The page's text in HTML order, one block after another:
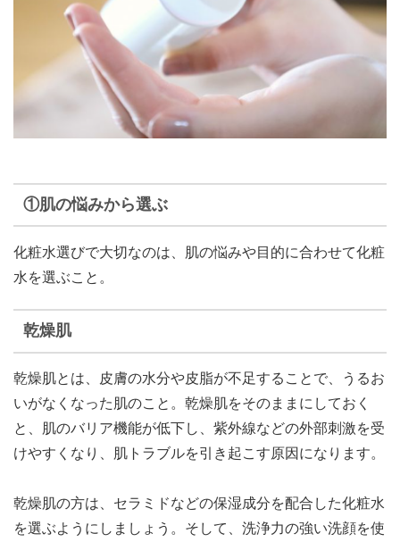
①肌の悩みから選ぶ
化粧水選びで大切なのは、肌の悩みや目的に合わせて化粧
水を選ぶこと。
乾燥肌
乾燥肌とは、
皮膚の水分や皮脂が不足することで、うるお
いがなくなった肌のこと 。 乾燥肌をそのままにしておく
と、肌のバリア機能が低下 し、紫外線などの外部刺激を受
けやすくなり、 肌トラブルを引き起こす原因になります。
乾燥肌の方は、セラミドなどの保湿成分を配合した化粧水
を選ぶようにしましょう 。そして、洗浄力の強い洗顔を使